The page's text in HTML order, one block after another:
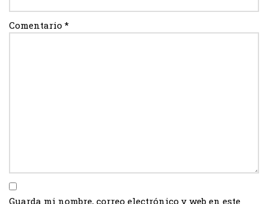
Comentario *
Guarda mi nombre, correo electrónico y web en este